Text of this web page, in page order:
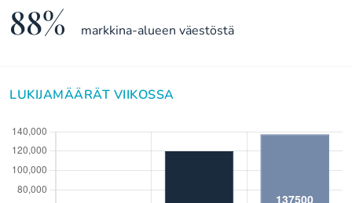
88% markkina-alueen väestöstä
LUKIJAMÄÄRÄT VIIKOSSA